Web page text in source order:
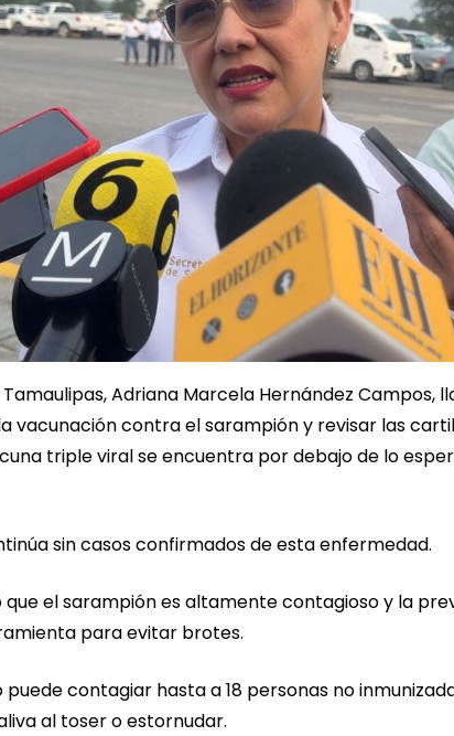
Adriana Marcela Hernández Campos,
vacunación contra el sarampión y revisar las
triple viral se encuentra por debajo de lo
sin casos confirmados de esta enfermedad.
el sarampión es altamente contagioso y la
para evitar brotes.
puede contagiar hasta a 18 personas no
al toser o estornudar.